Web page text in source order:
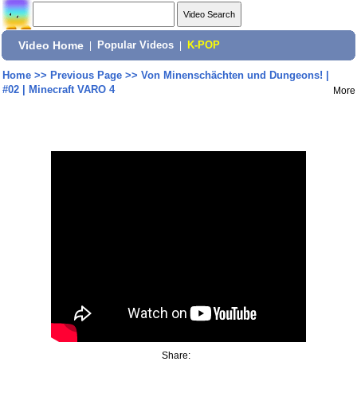
Video Home Popular Videos K-POP
Home>> Previous Page>> Von Minenschächten und Dungeons! |
#02 | Minecraft VARO 4
More
Share: